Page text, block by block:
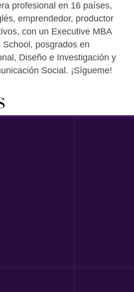
profesional en 16 países,
emprendedor, productor
con un Executive MBA
posgrados en
Diseño e Investigación y
Social. ¡Sígueme!